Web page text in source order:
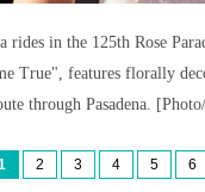
rides in the 125th Rose
True", features florally
through Pasadena.
2 3 4 5 6